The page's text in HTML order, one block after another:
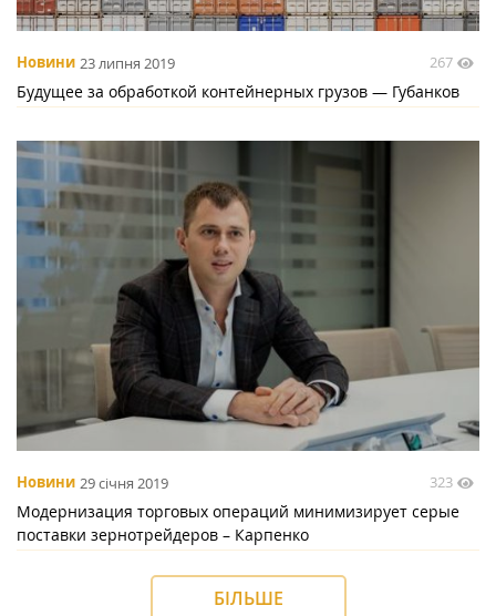
Новини 23 липня 2019 267
Будущее за обработкой контейнерных грузов — Губанков
Новини 29 січня 2019 323
Модернизация торговых операций минимизирует серые
поставки зернотрейдеров – Карпенко
БІЛЬШЕ